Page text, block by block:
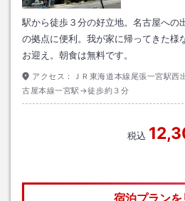
駅から徒歩３分の好立地。名古屋への
の拠点に便利。我が家に帰ってきた様
お迎え。朝食は無料です。
アクセス：
ＪＲ東海道本線尾張一宮駅
古屋本線一宮駅→徒歩約３分
税込
宿泊プランを